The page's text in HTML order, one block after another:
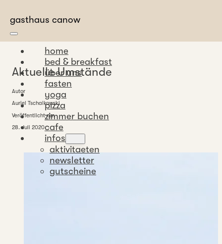
gasthaus canow
home
bed & breakfast
über uns
fasten
yoga
pizza
zimmer buchen
cafe
infos
aktivitaeten
newsletter
gutscheine
Aktuelle Umstände
Autor
Auriel Tschaikowski
Veröffentlicht am
28. Juli 2020